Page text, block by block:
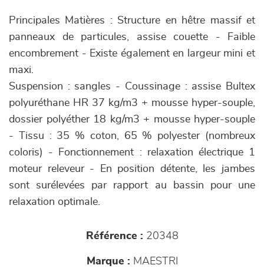
Principales Matières : Structure en hêtre massif et
panneaux de particules, assise couette - Faible
encombrement - Existe également en largeur mini et
maxi.
Suspension : sangles - Coussinage : assise Bultex
polyuréthane HR 37 kg/m3 + mousse hyper-souple,
dossier polyéther 18 kg/m3 + mousse hyper-souple
- Tissu : 35 % coton, 65 % polyester (nombreux
coloris) - Fonctionnement : relaxation électrique 1
moteur releveur - En position détente, les jambes
sont surélevées par rapport au bassin pour une
relaxation optimale.
Référence : 20348
Marque : MAESTRI